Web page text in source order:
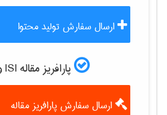
ارسال سفارش تولید محتوا
پارافریز مقاله ISI و رفع plagiarism
ارسال سفارش پارافریز مقاله